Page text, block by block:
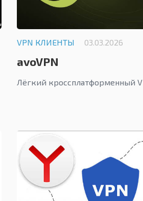
VPN КЛИЕНТЫ 03.03.2026
avoVPN
Лёгкий кроссплатформенный